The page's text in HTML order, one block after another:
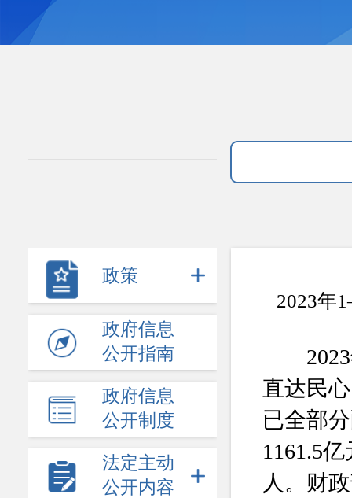
政策
政府信息
公开指南
政府信息
公开制度
法定主动
公开内容
2023年
2023
直达民
已全部
1161.5
人。财